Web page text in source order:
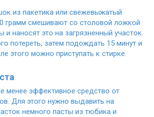
из пакетика или свежевыжатый
грамм смешивают со столовой ложкой
и наносят это на загрязненный участок.
потереть, затем подождать 15 минут и
этого можно приступать к стирке.
менее эффективное средство от
Для этого нужно выдавить на
немного пасты из тюбика и